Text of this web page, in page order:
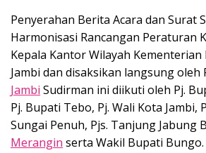
Penyerahan Berita Acara dan Surat
Harmonisasi Rancangan Peraturan
Kepala Kantor Wilayah Kementerian
Jambi dan disaksikan langsung oleh
Jambi Sudirman ini diikuti oleh Pj.
Pj. Bupati Tebo, Pj. Wali Kota Jambi,
Sungai Penuh, Pjs. Tanjung Jabung
Merangin serta Wakil Bupati Bungo.